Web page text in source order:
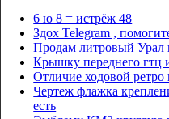
6 ю 8 = истрёж 48
Здох Telegram ,
Продам литровый Урал
Крышку переднего гтц
Отличие ходовой ретро
Чертеж флажка
есть